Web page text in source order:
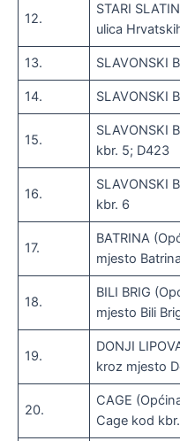
12.
STARI
ulica
13. SLAVONSKI
14. SLAVONSKI
15.
SLAVONSKI
kbr. 5; D423
16.
SLAVONSKI
kbr. 6
17.
BATRINA
mjesto
18.
BILI BRIG
mjesto Bili
19.
DONJI
kroz mjesto
20.
CAGE
Cage kod